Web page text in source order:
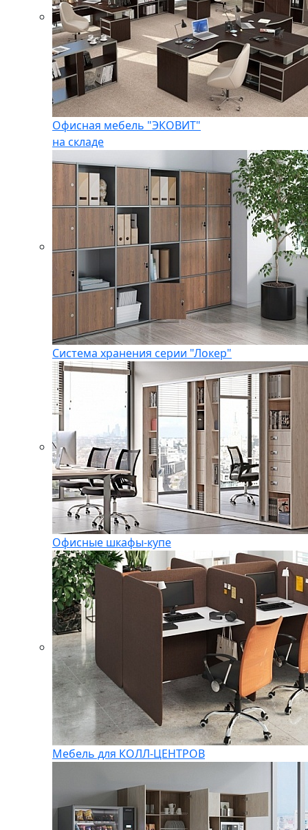
Офисная мебель "ЭКОВИТ"
на складе
Система хранения серии "Локер"
Офисные шкафы-купе
Мебель для КОЛЛ-ЦЕНТРОВ